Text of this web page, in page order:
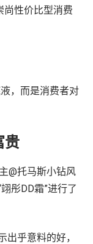
尚性价比型消费
，而是消费者对
贵
@托马斯小钻风
彤DD霜”进行了
乎意料的好，